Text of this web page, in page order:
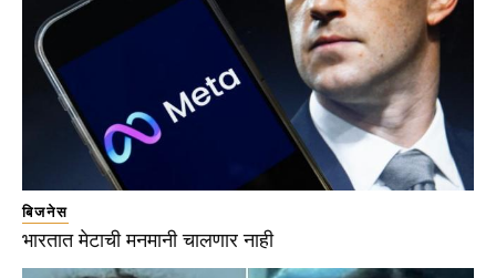
बिजनेस
भारतात मेटाची मनमानी चालणार नाही